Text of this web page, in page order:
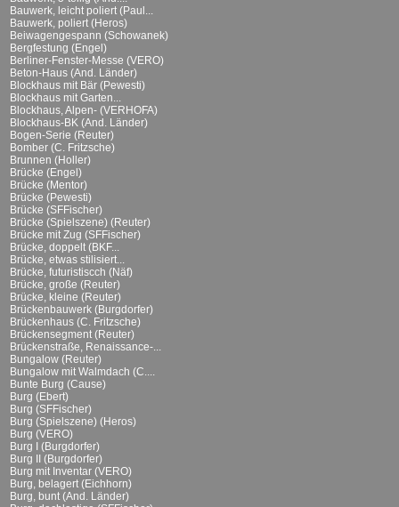
Bauwerk, leicht poliert (Paul...
Bauwerk, poliert (Heros)
Beiwagengespann (Schowanek)
Bergfestung (Engel)
Berliner-Fenster-Messe (VERO)
Beton-Haus (And. Länder)
Blockhaus mit Bär (Pewesti)
Blockhaus mit Garten...
Blockhaus, Alpen- (VERHOFA)
Blockhaus-BK (And. Länder)
Bogen-Serie (Reuter)
Bomber (C. Fritzsche)
Brunnen (Holler)
Brücke (Engel)
Brücke (Mentor)
Brücke (Pewesti)
Brücke (SFFischer)
Brücke (Spielszene) (Reuter)
Brücke mit Zug (SFFischer)
Brücke, doppelt (BKF...
Brücke, etwas stilisiert...
Brücke, futuristiscch (Näf)
Brücke, große (Reuter)
Brücke, kleine (Reuter)
Brückenbauwerk (Burgdorfer)
Brückenhaus (C. Fritzsche)
Brückensegment (Reuter)
Brückenstraße, Renaissance-...
Bungalow (Reuter)
Bungalow mit Walmdach (C....
Bunte Burg (Cause)
Burg (Ebert)
Burg (SFFischer)
Burg (Spielszene) (Heros)
Burg (VERO)
Burg I (Burgdorfer)
Burg II (Burgdorfer)
Burg mit Inventar (VERO)
Burg, belagert (Eichhorn)
Burg, bunt (And. Länder)